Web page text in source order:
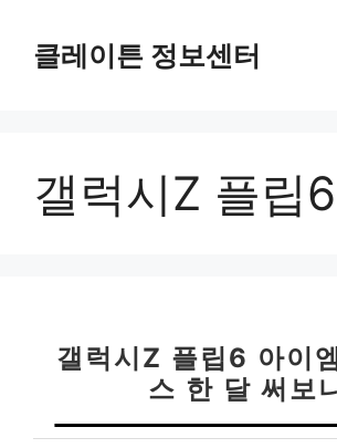
클레이튼 정보센터
갤럭시Z 플립6
갤럭시Z 플립6 아이
스 한 달 써보니